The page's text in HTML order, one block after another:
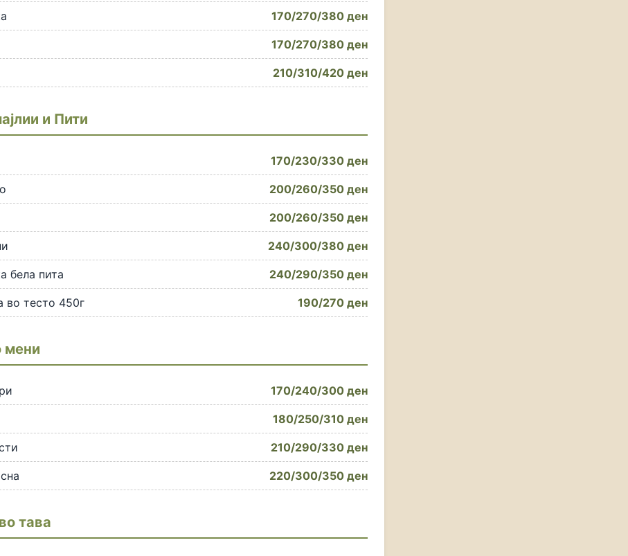
170/270/380 ден
170/270/380 ден
210/310/420 ден
и Пити
170/230/330 ден
200/260/350 ден
200/260/350 ден
240/300/380 ден
бела пита 240/290/350 ден
во тесто 450г 190/270 ден
мени
170/240/300 ден
180/250/310 ден
210/290/330 ден
220/300/350 ден
тава